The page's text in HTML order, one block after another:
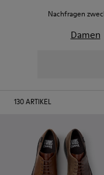
Nachfragen
Damen
130ARTIKEL